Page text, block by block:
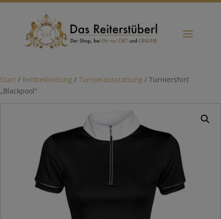
Start / Reitbekleidung / Turnierausstattung / Turniershirt
„Blackpool“